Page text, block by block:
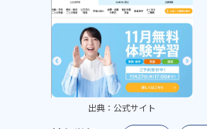
出典： 公式サイト